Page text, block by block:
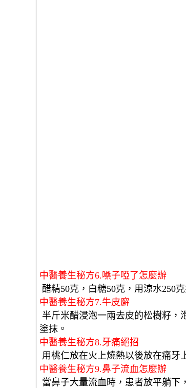
中醫養生秘方6.嗓子啞了怎麼辦
醋精50克，白糖50克，用涼水250
中醫養生秘方7.牛皮廯
塗抹。
中醫養生秘方8.牙痛絕招
用桃仁放在火上燒熱以後放在痛牙
中醫養生秘方9.鼻子流血怎麼辦
當鼻子大量流血時，患者放平躺下